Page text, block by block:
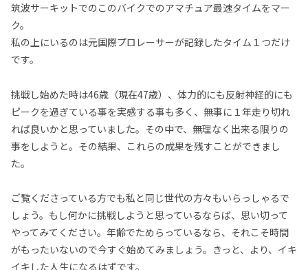
筑波サーキットでのこのバイクでのアマチュア最速タイムをマー
ク。
私の上にいるのは元国際プロレーサーが記録したタイム１つだけ
です。
挑戦し始めた時は46歳（現在47歳）、体力的にも反射神経的にも
ピークを過ぎている事を実感する事も多く、無事に１年走り切れ
れば良いかと思っていました。その中で、無理なく出来る限りの
事をしようと。その結果、これらの成果を残すことができまし
た。
ご覧くださっている方でも私と同じ世代の方々もいらっしゃるで
しょう。もし何かに挑戦しようと思っているならば、思い切って
やってみてください。年齢でためらっているなら、それこそ時間
がもったいないので今すぐ始めてみましょう。きっと、より、イキ
イキした人生になるはずです。